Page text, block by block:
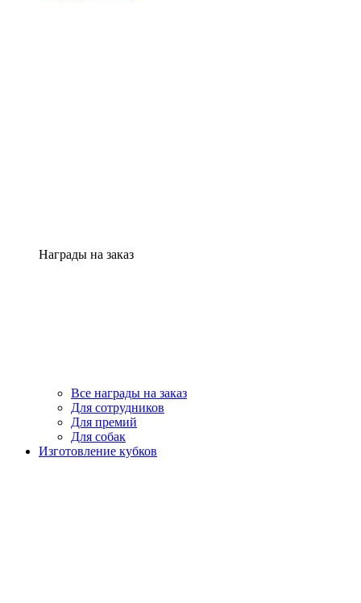
Награды на заказ
Все награды на заказ
Для сотрудников
Для премий
Для собак
Изготовление кубков